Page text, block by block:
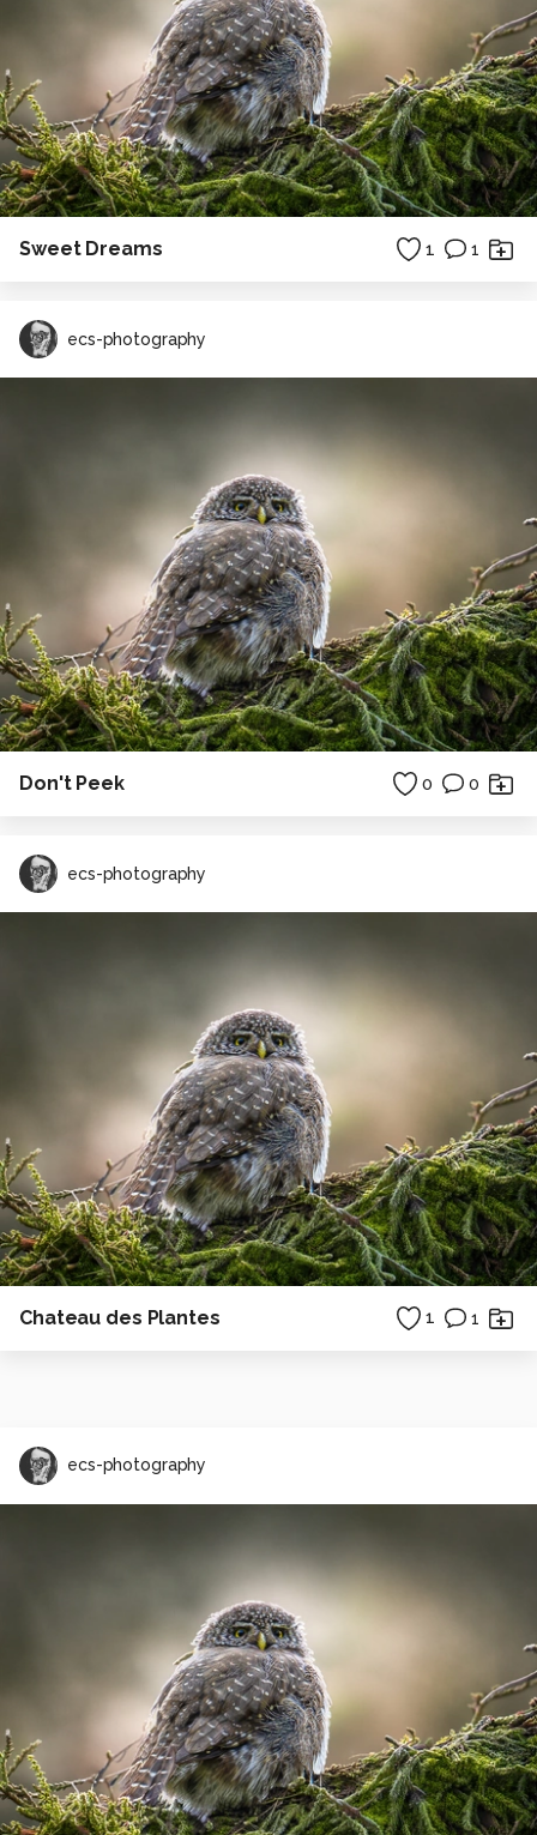
Sweet Dreams 1 1
ecs-photography
Don't Peek 0 0
ecs-photography
Chateau des Plantes 1 1
ecs-photography